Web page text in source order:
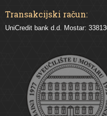
Transakcijski račun:
UniCredit bank d.d. Mostar: